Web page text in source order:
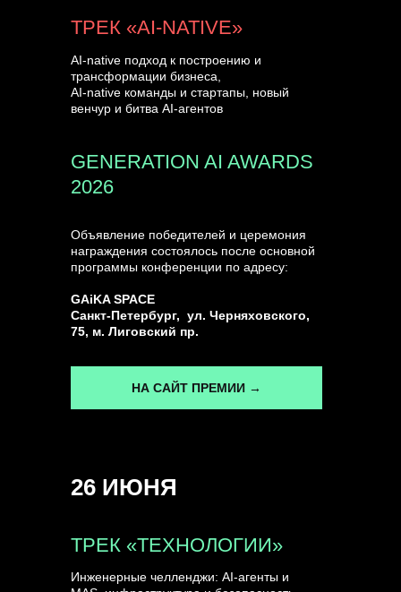
Объявление победителей и церемония
награждения состоялось после основной
программы конференции по адресу:
GAiKA SPACE
Санкт-Петербург, ул. Черняховского,
75, м. Лиговский пр.
GENERATION AI AWARDS
2026
AI-native подход к построению и
трансформации бизнеса,
AI-native команды и стартапы, новый
венчур и битва AI-агентов
ТРЕК «AI-NATIVE»
26 ИЮНЯ
Инженерные челленджи: AI-агенты и
ТРЕК «ТЕХНОЛОГИИ»
НА САЙТ ПРЕМИИ →